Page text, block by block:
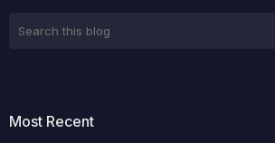
Most Recent